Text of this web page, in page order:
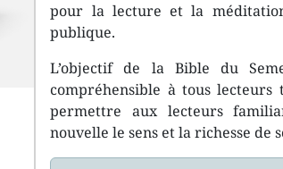
pour la lecture et la
publique.
L’objectif de la Bible du
compréhensible à tous
permettre aux lecteurs
nouvelle le sens et la richesse de